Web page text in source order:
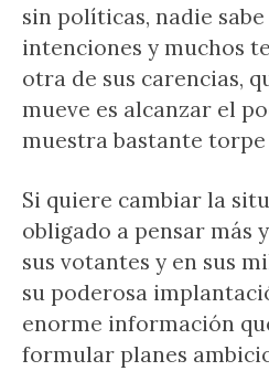
sin políticas, nadie
intenciones y muchos
otra de sus carencias,
mueve es alcanzar el
muestra bastante
Si quiere cambiar la
obligado a pensar más
sus votantes y en sus
su poderosa
enorme información
formular planes